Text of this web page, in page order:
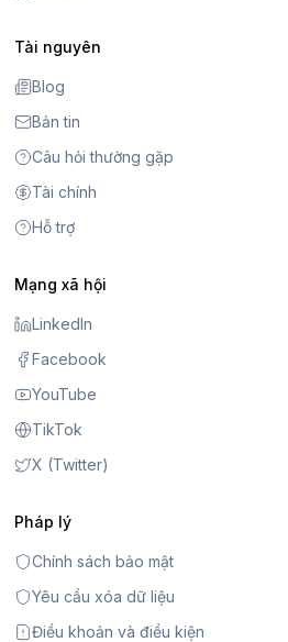
Tài nguyên
Blog
Bản tin
Câu hỏi thường gặp
Tài chính
Hỗ trợ
Mạng xã hội
LinkedIn
Facebook
YouTube
TikTok
X (Twitter)
Pháp lý
Chính sách bảo mật
Yêu cầu xóa dữ liệu
Điều khoản và điều kiện